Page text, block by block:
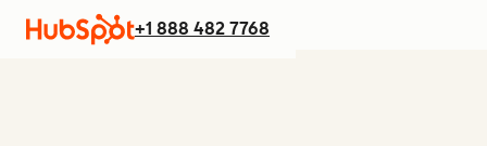
+1 888 482 7768